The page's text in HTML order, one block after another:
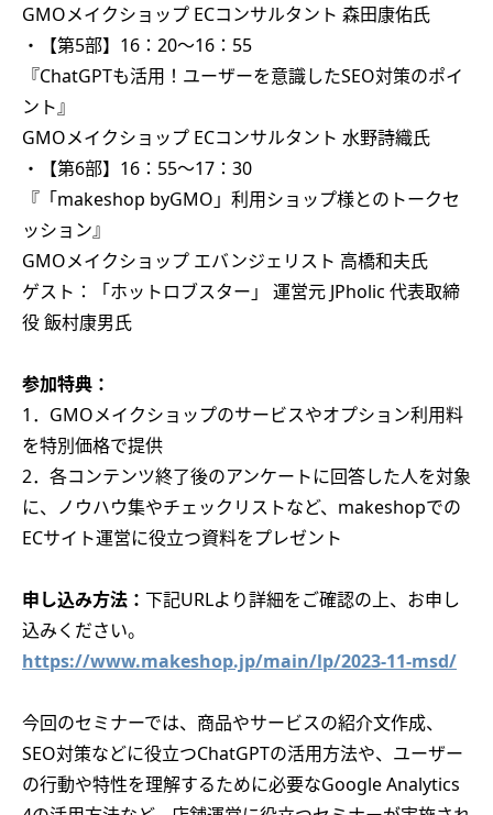
GMOメイクショップ ECコンサルタント 森田康佑氏
・【第5部】16：20～16：55
『ChatGPTも活用！ユーザーを意識したSEO対策のポイ
ント』
GMOメイクショップ ECコンサルタント 水野詩織氏
・【第6部】16：55～17：30
『「makeshop byGMO」利用ショップ様とのトークセ
ッション』
GMOメイクショップ エバンジェリスト 高橋和夫氏
ゲスト：「ホットロブスター」 運営元 JPholic 代表取締
役 飯村康男氏
参加特典：
1．GMOメイクショップのサービスやオプション利用料
を特別価格で提供
2．各コンテンツ終了後のアンケートに回答した人を対象
に、ノウハウ集やチェックリストなど、makeshopでの
ECサイト運営に役立つ資料をプレゼント
申し込み方法： 下記URLより詳細をご確認の上、お申し
込みください。
https://www.makeshop.jp/main/lp/2023-11-msd/
今回のセミナーでは、商品やサービスの紹介文作成、
SEO対策などに役立つChatGPTの活用方法や、ユーザー
の行動や特性を理解するために必要なGoogle Analytics